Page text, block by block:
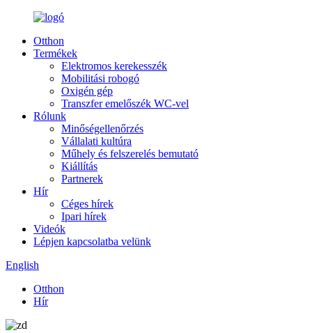
Otthon
Termékek
Elektromos kerekesszék
Mobilitási robogó
Oxigén gép
Transzfer emelőszék WC-vel
Rólunk
Minőségellenőrzés
Vállalati kultúra
Műhely és felszerelés bemutató
Kiállítás
Partnerek
Hír
Céges hírek
Ipari hírek
Videók
Lépjen kapcsolatba velünk
English
Otthon
Hír